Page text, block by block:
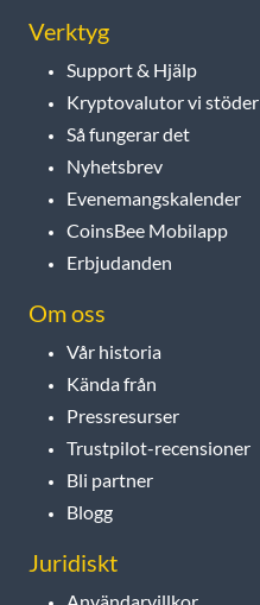
Verktyg
Support & Hjälp
Kryptovalutor vi stöder
Så fungerar det
Nyhetsbrev
Evenemangskalender
CoinsBee Mobilapp
Erbjudanden
Om oss
Vår historia
Kända från
Pressresurser
Trustpilot-recensioner
Bli partner
Blogg
Juridiskt